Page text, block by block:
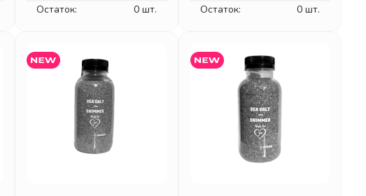
Остаток:
0 шт.
Остаток:
0 шт.